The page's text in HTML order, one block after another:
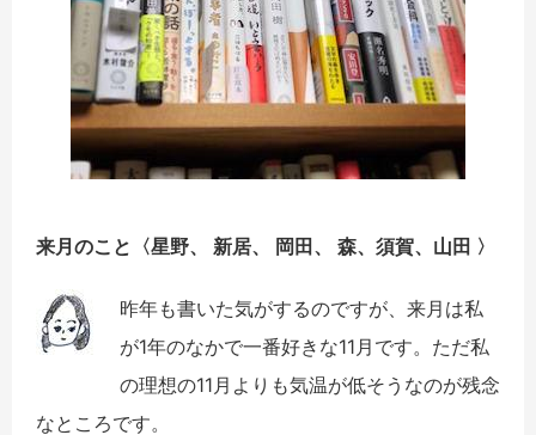
来月のこと〈星野、 新居、 岡田、 森、須賀、山田 〉
昨年も書いた気がするのですが、来月は私
が1年のなかで一番好き な11月です。ただ私
の理想の11月よりも気温が低そうなのが残念
なところです。